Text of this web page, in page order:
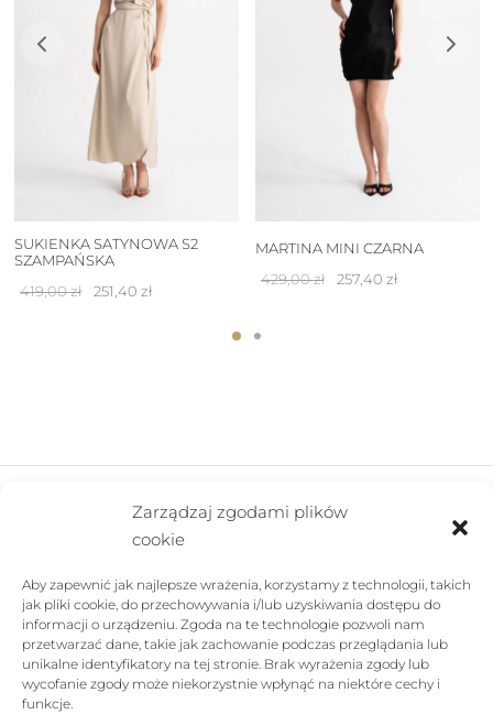
Zarządzaj zgodami plików
cookie
Aby zapewnić jak najlepsze wrażenia, korzystamy z technologii, takich
jak pliki cookie, do przechowywania i/lub uzyskiwania dostępu do
informacji o urządzeniu. Zgoda na te technologie pozwoli nam
przetwarzać dane, takie jak zachowanie podczas przeglądania lub
unikalne identyfikatory na tej stronie. Brak wyrażenia zgody lub
wycofanie zgody może niekorzystnie wpłynąć na niektóre cechy i
funkcje.
SUKIENKA SATYNOWA S2
SZAMPAŃSKA
419,00zł
Pierwotna
251,40 zł
MARTINA MINI CZARNA
429,00zł
Pierwotna
257,40 zł
POMOC
SKLEP
FOLLOW US